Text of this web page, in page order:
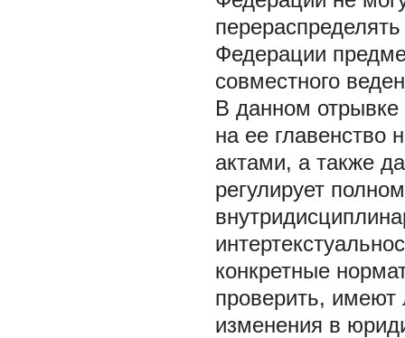
Федерации
совместного
В данном отрывке
на ее главенство
актами, а также
регулирует
конкретные
проверить,
изменения в